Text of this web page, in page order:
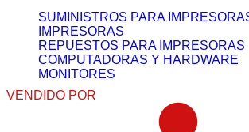
SUMINISTROS PARA
IMPRESORAS
REPUESTOS PARA IMPRESORAS
COMPUTADORAS Y HARDWARE
MONITORES
VENDIDO POR